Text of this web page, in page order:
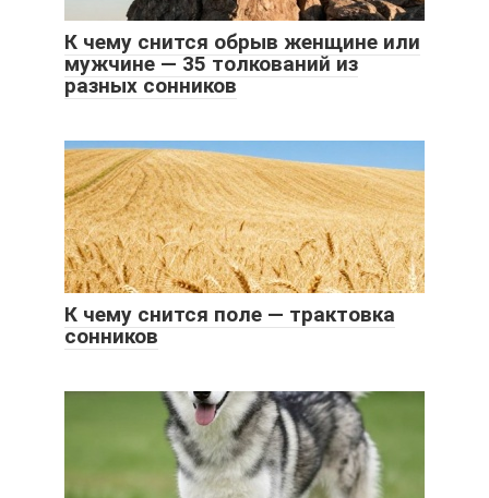
К чему снится обрыв женщине или
мужчине — 35 толкований из
разных сонников
К чему снится поле — трактовка
сонников